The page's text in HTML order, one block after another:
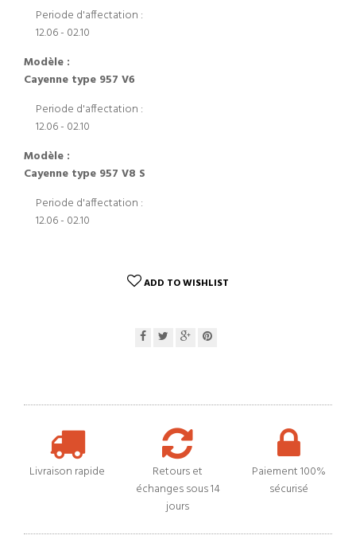
Periode d'affectation :
12.06 - 02.10
Modèle :
Cayenne type 957 V6
Periode d'affectation :
12.06 - 02.10
Modèle :
Cayenne type 957 V8 S
Periode d'affectation :
12.06 - 02.10
ADD TO WISHLIST
Livraison rapide
Retours et
échanges sous 14
jours
Paiement 100%
sécurisé